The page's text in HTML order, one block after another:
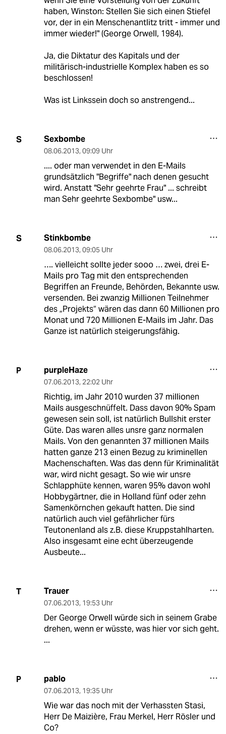
haben, Winston: Stellen Sie sich einen Stiefel
vor, der in ein Menschenantlitz tritt - immer und
immer wieder!" (George Orwell, 1984).
Ja, die Diktatur des Kapitals und der
militärisch-industrielle Komplex haben es so
beschlossen!
Was ist Linkssein doch so anstrengend...
S Sexbombe
08.06.2013, 09:09 Uhr
.... oder man verwendet in den E-Mails
grundsätzlich "Begriffe" nach denen gesucht
wird. Anstatt "Sehr geehrte Frau" ... schreibt
man Sehr geehrte Sexbombe" usw...
S Stinkbombe
08.06.2013, 09:05 Uhr
…. vielleicht sollte jeder sooo … zwei, drei E-
Mails pro Tag mit den entsprechenden
Begriffen an Freunde, Behörden, Bekannte usw.
versenden. Bei zwanzig Millionen Teilnehmer
des „Projekts“ wären das dann 60 Millionen pro
Monat und 720 Millionen E-Mails im Jahr. Das
Ganze ist natürlich steigerungsfähig.
P purpleHaze
07.06.2013, 22:02 Uhr
Richtig, im Jahr 2010 wurden 37 millionen
Mails ausgeschnüffelt. Dass davon 90% Spam
gewesen sein soll, ist natürlich Bullshit erster
Güte. Das waren alles unsre ganz normalen
Mails. Von den genannten 37 millionen Mails
hatten ganze 213 einen Bezug zu kriminellen
Machenschaften. Was das denn für Kriminalität
war, wird nicht gesagt. So wie wir unsre
Schlapphüte kennen, waren 95% davon wohl
Hobbygärtner, die in Holland fünf oder zehn
Samenkörnchen gekauft hatten. Die sind
natürlich auch viel gefährlicher fürs
Teutonenland als z.B. diese Kruppstahlharten.
Also insgesamt eine echt überzeugende
Ausbeute...
T Trauer
07.06.2013, 19:53 Uhr
Der George Orwell würde sich in seinem Grabe
drehen, wenn er wüsste, was hier vor sich geht.
...
P pablo
07.06.2013, 19:35 Uhr
Wie war das noch mit der Verhassten Stasi,
Herr De Maizière, Frau Merkel, Herr Rösler und
Co?